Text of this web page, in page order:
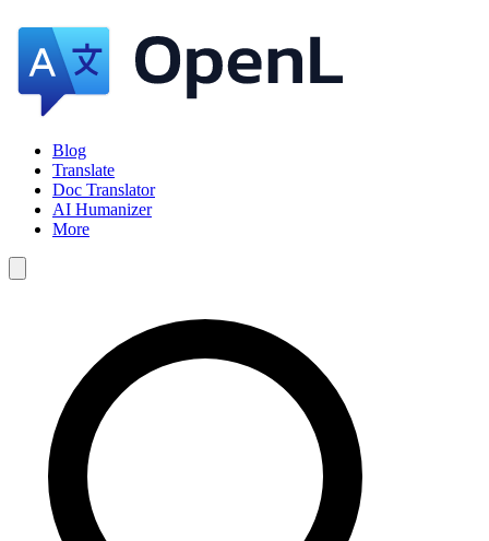
Blog
Translate
Doc Translator
AI Humanizer
More